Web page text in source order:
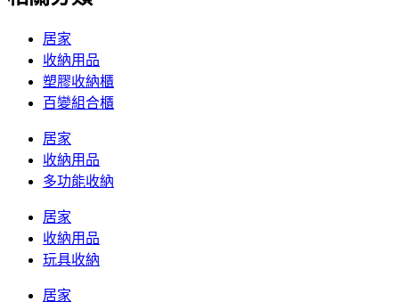
居家
收納用品
塑膠收納櫃
百變組合櫃
居家
收納用品
多功能收納
居家
收納用品
玩具收納
居家